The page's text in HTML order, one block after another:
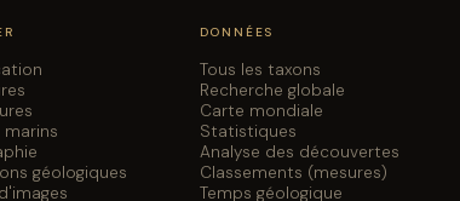
marins
géologiques
DONNÉES
Tous les taxons
Recherche globale
Carte mondiale
Statistiques
Analyse des découvertes
Classements (mesures)
Temps géologique